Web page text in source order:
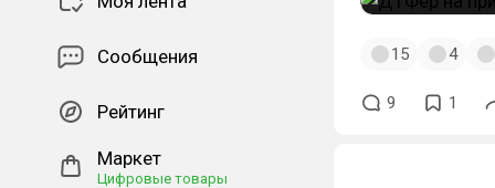
Сообщения
Рейтинг
Маркет
Цифровые товары
15 4
9 1